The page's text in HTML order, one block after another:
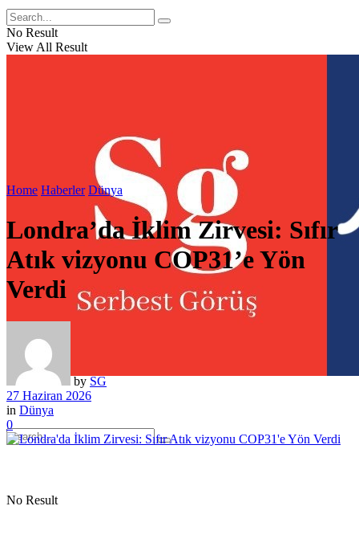
No Result
View All Result
No Result
Home Haberler Dünya
Londra’da İklim Zirvesi: Sıfır
Atık vizyonu COP31’e Yön
Verdi
by SG
27 Haziran 2026
in Dünya
0